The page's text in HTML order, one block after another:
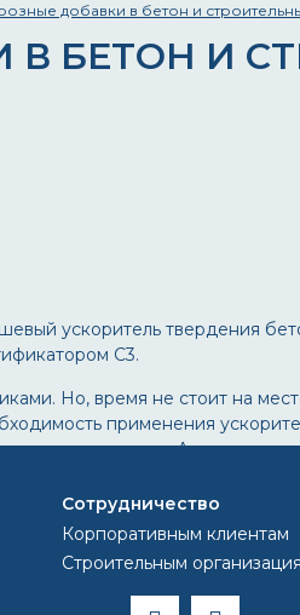
добавки в бетон и
БЕТОН И
ускоритель твердения
С3.
Но, время не стоит на
применения
арматуры. А кроме
натрия, но этот
специальный безопасный
Сотрудничество
Корпоративным клиентам
Строительным